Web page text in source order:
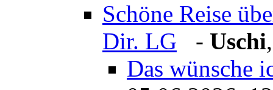
Schöne Reise
Dir. LG
- Uschi
Das wünsche